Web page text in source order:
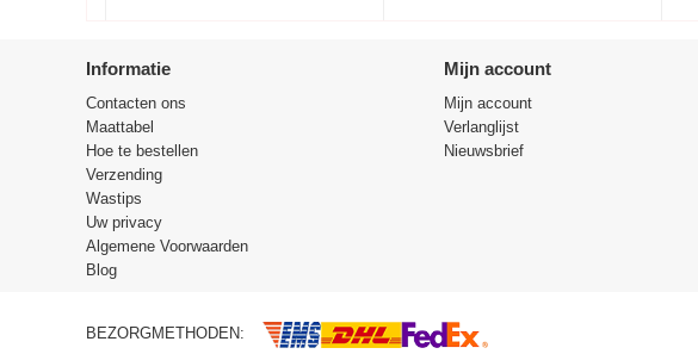
Informatie
Contacten ons
Maattabel
Hoe te bestellen
Verzending
Wastips
Uw privacy
Algemene Voorwaarden
Blog
Mijn account
Mijn account
Verlanglijst
Nieuwsbrief
BEZORGMETHODEN: